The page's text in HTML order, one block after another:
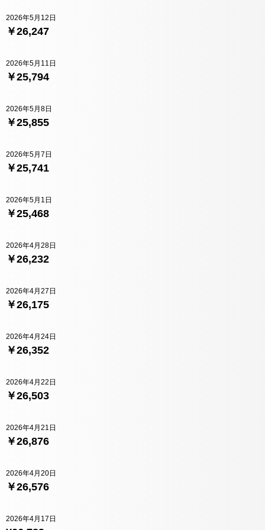
￥26,247
2026年5月12日
￥25,794
2026年5月11日
￥25,855
2026年5月8日
￥25,741
2026年5月7日
￥25,468
2026年5月1日
￥26,232
2026年4月28日
￥26,175
2026年4月27日
￥26,352
2026年4月24日
￥26,503
2026年4月22日
￥26,876
2026年4月21日
￥26,576
2026年4月20日
2026年4月17日